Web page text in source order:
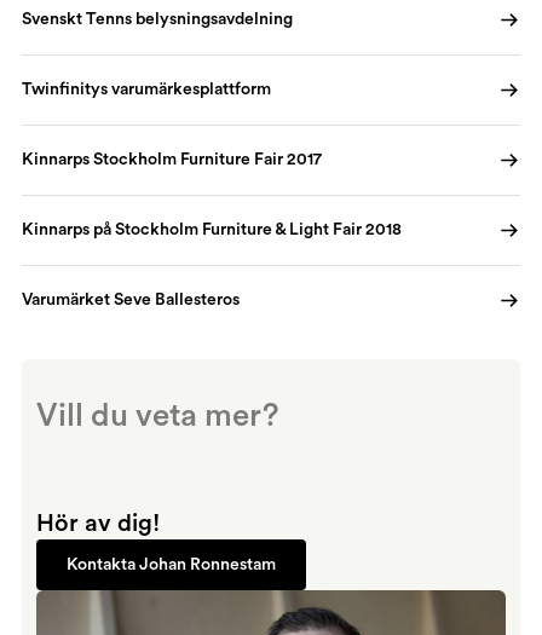
Svenskt Tenns belysningsavdelning
Twinfinitys varumärkesplattform
Kinnarps Stockholm Furniture Fair 2017
Kinnarps på Stockholm Furniture & Light Fair 2018
Varumärket Seve Ballesteros
Vill du veta mer?
Hör av dig!
Kontakta Johan Ronnestam
Kontakta Johan Ronnestam